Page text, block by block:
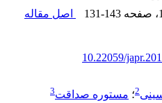
، صفحه 131-143
اصل مقاله
10.22059/
2؛ مستوره صداقت3